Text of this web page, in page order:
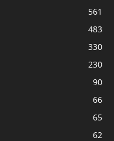
561
483
330
230
90
66
65
62